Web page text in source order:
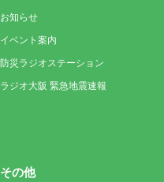
お知らせ
イベント案内
防災ラジオステーション
ラジオ大阪 緊急地震速報
その他